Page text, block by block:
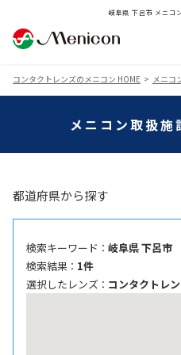
岐阜県 下呂市 メニコ
コンタクトレンズのメニコン HOME メニコ
メニコン取扱
都道府県から探す
検索キーワード ： 岐阜県 下呂市
検索結果 ： 1件
選択したレンズ ： コンタクトレ